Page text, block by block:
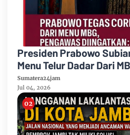
Presiden Prabowo
Menu Telur Dadar Dari
Sumatera24jam
Jul 04, 2026